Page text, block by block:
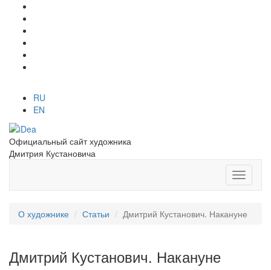
RU
EN
Официальный сайт художника
Дмитрия Кустановича
О художнике Статьи Дмитрий Кустанович. Накануне
Дмитрий Кустанович. Накануне